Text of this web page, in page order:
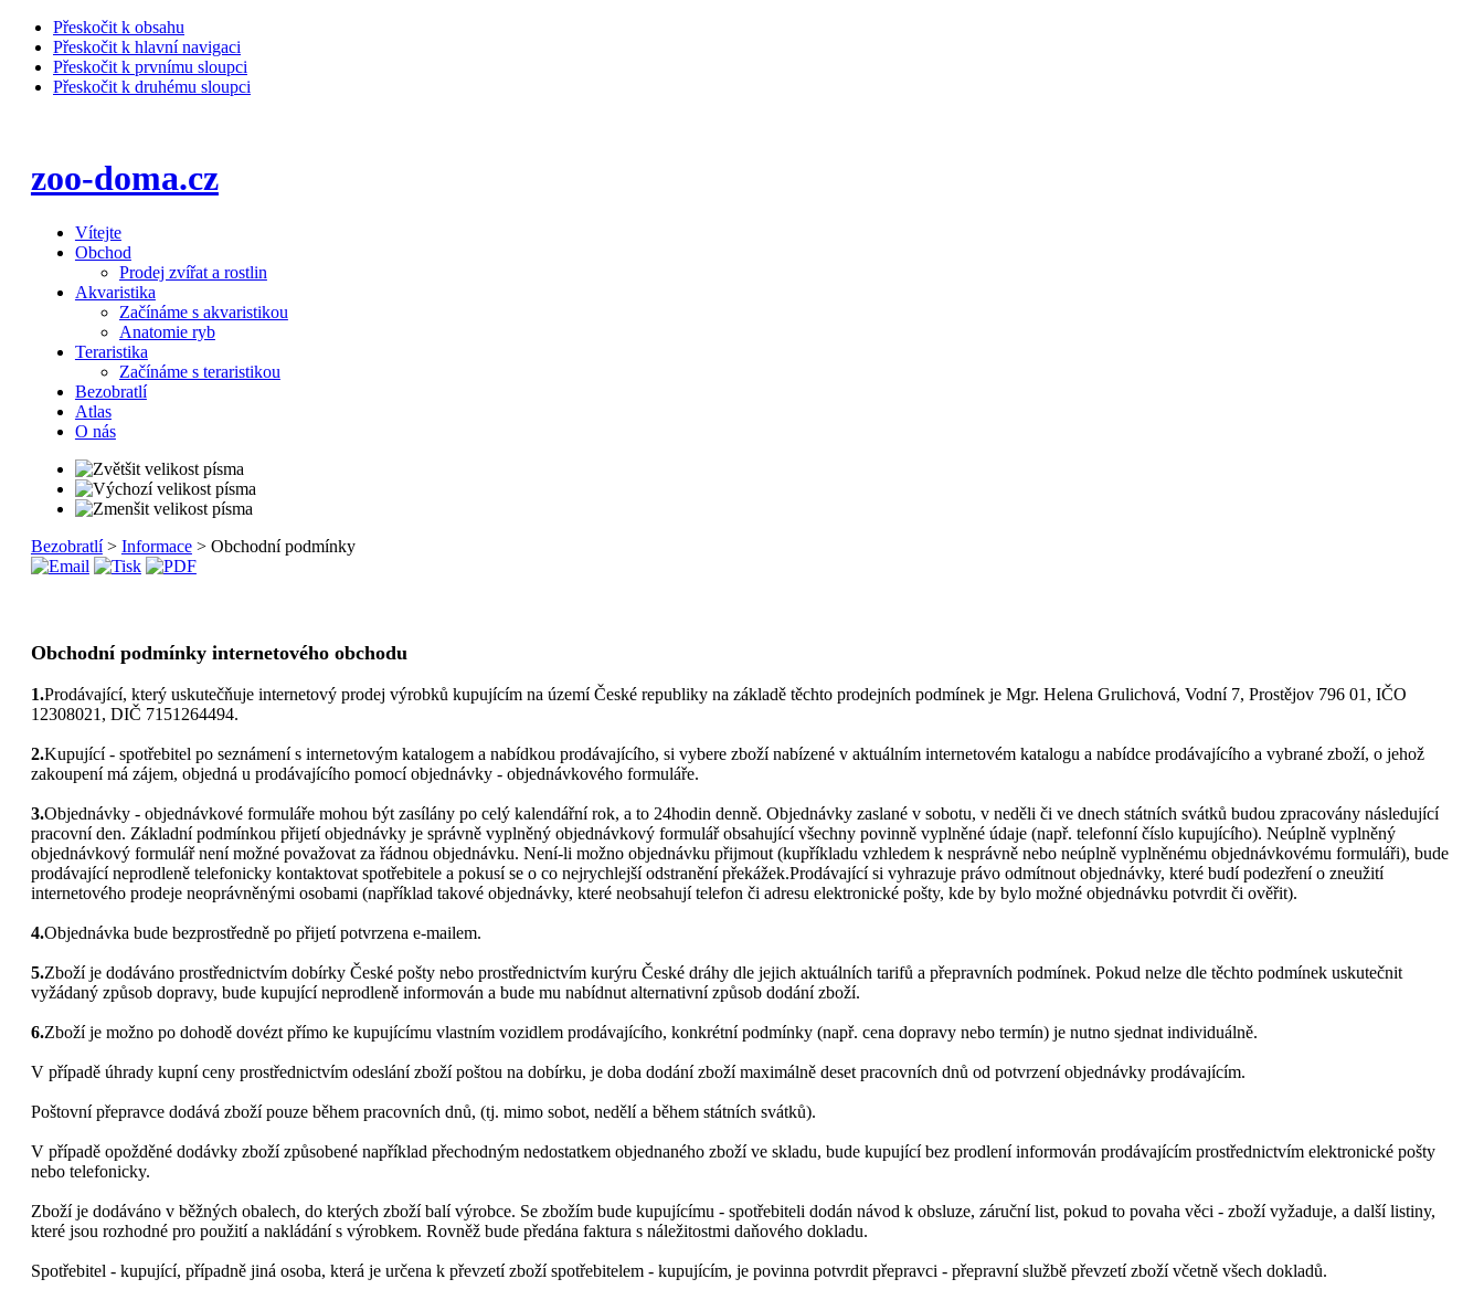
Přeskočit k obsahu
Přeskočit k hlavní navigaci
Přeskočit k prvnímu sloupci
Přeskočit k druhému sloupci
zoo-doma.cz
Vítejte
Obchod
Prodej zvířat a rostlin
Akvaristika
Začínáme s akvaristikou
Anatomie ryb
Teraristika
Začínáme s teraristikou
Bezobratlí
Atlas
O nás
Bezobratlí> Informace> Obchodní podmínky
Obchodní podmínky internetového obchodu
1.Prodávající, který uskutečňuje internetový prodej výrobků kupujícím na území České republiky na základě těchto prodejních podmínek je Mgr. Helena Grulichová, Vodní 7, Prostějov 796 01, IČO
12308021, DIČ 7151264494.
2.Kupující - spotřebitel po seznámení s internetovým katalogem a nabídkou prodávajícího, si vybere zboží nabízené v aktuálním internetovém katalogu a nabídce prodávajícího a vybrané zboží, o jehož
zakoupení má zájem, objedná u prodávajícího pomocí objednávky - objednávkového formuláře.
3.Objednávky - objednávkové formuláře mohou být zasílány po celý kalendářní rok, a to 24hodin denně. Objednávky zaslané v sobotu, v neděli či ve dnech státních svátků budou zpracovány následující
pracovní den. Základní podmínkou přijetí objednávky je správně vyplněný objednávkový formulář obsahující všechny povinně vyplněné údaje (např. telefonní číslo kupujícího). Neúplně vyplněný
objednávkový formulář není možné považovat za řádnou objednávku. Není-li možno objednávku přijmout (kupříkladu vzhledem k nesprávně nebo neúplně vyplněnému objednávkovému formuláři), bude
prodávající neprodleně telefonicky kontaktovat spotřebitele a pokusí se o co nejrychlejší odstranění překážek.Prodávající si vyhrazuje právo odmítnout objednávky, které budí podezření o zneužití
internetového prodeje neoprávněnými osobami (například takové objednávky, které neobsahují telefon či adresu elektronické pošty, kde by bylo možné objednávku potvrdit či ověřit).
4.Objednávka bude bezprostředně po přijetí potvrzena e-mailem.
5.Zboží je dodáváno prostřednictvím dobírky České pošty nebo prostřednictvím kurýru České dráhy dle jejich aktuálních tarifů a přepravních podmínek. Pokud nelze dle těchto podmínek uskutečnit
vyžádaný způsob dopravy, bude kupující neprodleně informován a bude mu nabídnut alternativní způsob dodání zboží.
6.Zboží je možno po dohodě dovézt přímo ke kupujícímu vlastním vozidlem prodávajícího, konkrétní podmínky (např. cena dopravy nebo termín) je nutno sjednat individuálně.
V případě úhrady kupní ceny prostřednictvím odeslání zboží poštou na dobírku, je doba dodání zboží maximálně deset pracovních dnů od potvrzení objednávky prodávajícím.
Poštovní přepravce dodává zboží pouze během pracovních dnů, (tj. mimo sobot, nedělí a během státních svátků).
V případě opožděné dodávky zboží způsobené například přechodným nedostatkem objednaného zboží ve skladu, bude kupující bez prodlení informován prodávajícím prostřednictvím elektronické pošty
nebo telefonicky.
Zboží je dodáváno v běžných obalech, do kterých zboží balí výrobce. Se zbožím bude kupujícímu - spotřebiteli dodán návod k obsluze, záruční list, pokud to povaha věci - zboží vyžaduje, a další listiny,
které jsou rozhodné pro použití a nakládání s výrobkem. Rovněž bude předána faktura s náležitostmi daňového dokladu.
Spotřebitel - kupující, případně jiná osoba, která je určena k převzetí zboží spotřebitelem - kupujícím, je povinna potvrdit přepravci - přepravní službě převzetí zboží včetně všech dokladů.